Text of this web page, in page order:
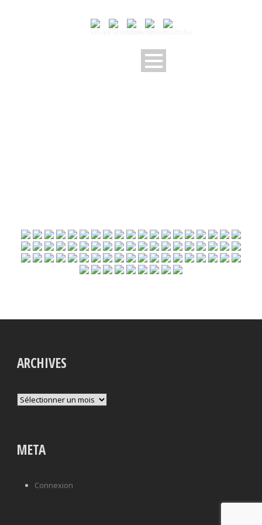
ARCHIVES
Archives
META
Connexion